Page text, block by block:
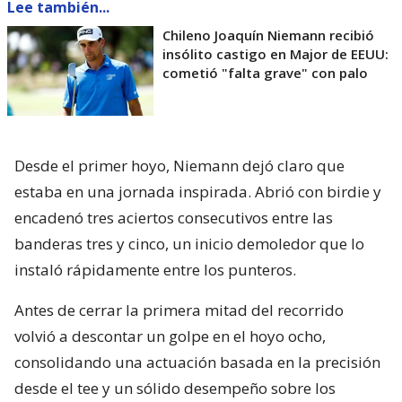
Lee también...
Chileno Joaquín Niemann recibió
insólito castigo en Major de EEUU:
cometió "falta grave" con palo
Desde el primer hoyo, Niemann dejó claro que
estaba en una jornada inspirada. Abrió con birdie y
encadenó tres aciertos consecutivos entre las
banderas tres y cinco, un inicio demoledor que lo
instaló rápidamente entre los punteros.
Antes de cerrar la primera mitad del recorrido
volvió a descontar un golpe en el hoyo ocho,
consolidando una actuación basada en la precisión
desde el tee y un sólido desempeño sobre los